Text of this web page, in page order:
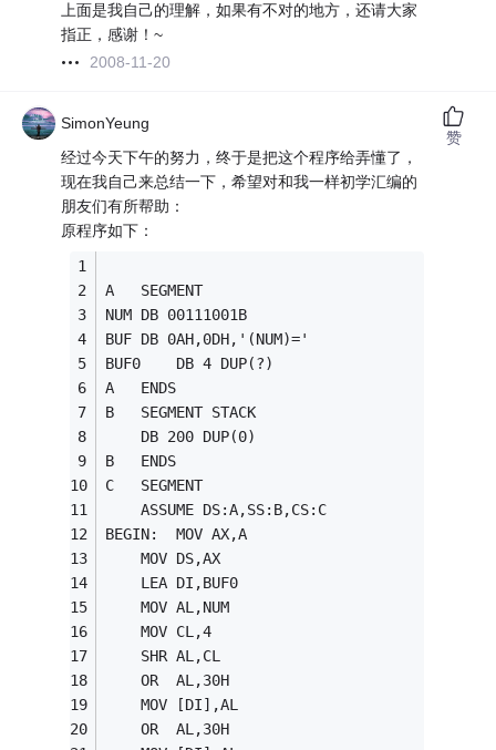
上面是我自己的理解，如果有不对的地方，还请大家
指正，感谢！~
2008-11-20
SimonYeung
经过今天下午的努力，终于是把这个程序给弄懂了，
现在我自己来总结一下，希望对和我一样初学汇编的
朋友们有所帮助：
原程序如下：
A	SEGMENT
NUM	DB 00111001B
BUF	DB 0AH,0DH,'(NUM)='
BUF0	DB 4 DUP(?)
A	ENDS
B	SEGMENT	STACK
	DB 200 DUP(0)
B	ENDS
C	SEGMENT
	ASSUME DS:A,SS:B,CS:C
BEGIN:	MOV	AX,A
	MOV	DS,AX
	LEA	DI,BUF0
	MOV	AL,NUM
	MOV	CL,4
	SHR	AL,CL
	OR	AL,30H
	MOV	[DI],AL
	OR	AL,30H
赞